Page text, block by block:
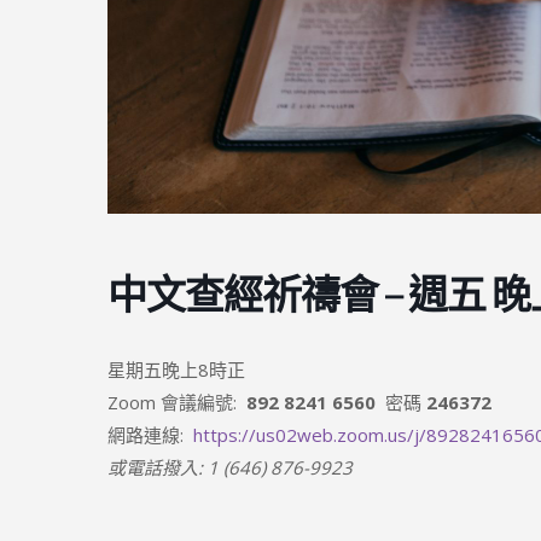
中文查經祈禱會 – 週五 晚
星期五晚上8時正
Zoom 會議編號: 892 8241 6560 密碼 246372
網路連線: https://us02web.zoom.us/j/
或電話撥入: 1 (646) 876-9923